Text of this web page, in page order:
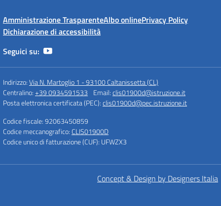
Amministrazione TrasparenteAlbo onlinePrivacy Policy
Dichiarazione di accessibilità
Seguici su:
Indirizzo:Via N. Martoglio 1 - 93100 Caltanissetta (CL)
Centralino:+39 0934591533 Email:clis01900d@istruzione.it
Posta elettronica certificata (PEC):clis01900d@pec.istruzione.it
Codice fiscale: 92063450859
Codice meccanografico: CLIS01900D
Codice unico di fatturazione (CUF): UFWZX3
Concept & Design by Designers Italia